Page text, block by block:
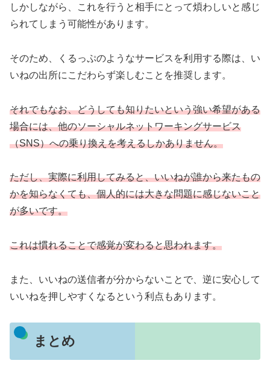
しかしながら、これを行うと相手にとって煩わしいと感じ
られてしまう可能性があります。
そのため、くるっぷのようなサービスを利用する際は、い
いねの出所にこだわらず楽しむことを推奨します。
それでもなお、どうしても知りたいという強い希望がある
場合には、他のソーシャルネットワーキングサービス
（SNS）への乗り換えを考えるしかありません。
ただし、実際に利用してみると、いいねが誰から来たもの
かを知らなくても、個人的には大きな問題に感じないこと
が多いです。
これは慣れることで感覚が変わると思われます。
また、いいねの送信者が分からないことで、逆に安心して
いいねを押しやすくなるという利点もあります。
まとめ